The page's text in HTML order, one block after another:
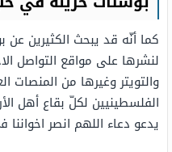
كما أنّه قد يبحث الكثيرين
لنشرها على مواقع التواصل
والتويتر وغيرها من المنصات
الفلسطينيين لكلّ بقاع أهل
يدعو دعاء اللهم انصر